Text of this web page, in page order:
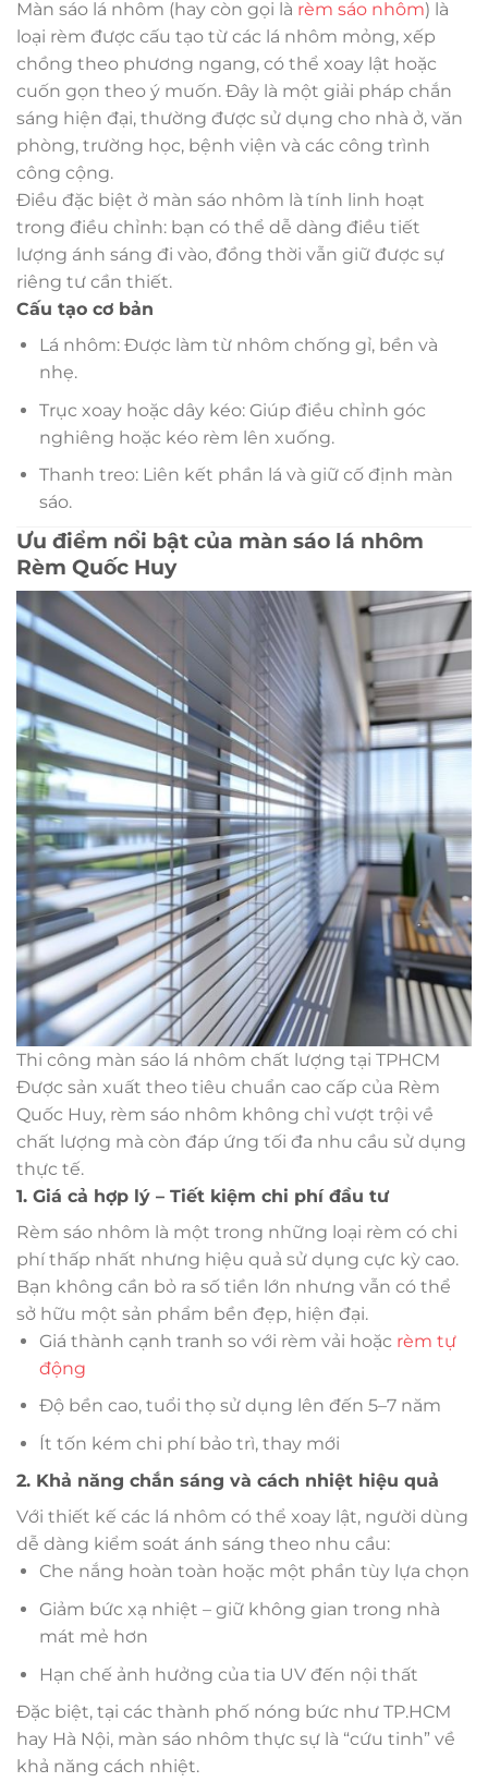
Màn sáo lá nhôm (hay còn gọi là rèm sáo nhôm) là
loại rèm được cấu tạo từ các lá nhôm mỏng, xếp
chồng theo phương ngang, có thể xoay lật hoặc
cuốn gọn theo ý muốn. Đây là một giải pháp chắn
sáng hiện đại, thường được sử dụng cho nhà ở, văn
phòng, trường học, bệnh viện và các công trình
công cộng.
Điều đặc biệt ở màn sáo nhôm là tính linh hoạt
trong điều chỉnh: bạn có thể dễ dàng điều tiết
lượng ánh sáng đi vào, đồng thời vẫn giữ được sự
riêng tư cần thiết.
Cấu tạo cơ bản
Lá nhôm: Được làm từ nhôm chống gỉ, bền và
nhẹ.
Trục xoay hoặc dây kéo: Giúp điều chỉnh góc
nghiêng hoặc kéo rèm lên xuống.
Thanh treo: Liên kết phần lá và giữ cố định màn
sáo.
Ưu điểm nổi bật của màn sáo lá nhôm
Rèm Quốc Huy
Thi công màn sáo lá nhôm chất lượng tại TPHCM
Được sản xuất theo tiêu chuẩn cao cấp của Rèm
Quốc Huy, rèm sáo nhôm không chỉ vượt trội về
chất lượng mà còn đáp ứng tối đa nhu cầu sử dụng
thực tế.
1. Giá cả hợp lý – Tiết kiệm chi phí đầu tư
Rèm sáo nhôm là một trong những loại rèm có chi
phí thấp nhất nhưng hiệu quả sử dụng cực kỳ cao.
Bạn không cần bỏ ra số tiền lớn nhưng vẫn có thể
sở hữu một sản phẩm bền đẹp, hiện đại.
Giá thành cạnh tranh so với rèm vải hoặc rèm tự
động
Độ bền cao, tuổi thọ sử dụng lên đến 5–7 năm
Ít tốn kém chi phí bảo trì, thay mới
2. Khả năng chắn sáng và cách nhiệt hiệu quả
Với thiết kế các lá nhôm có thể xoay lật, người dùng
dễ dàng kiểm soát ánh sáng theo nhu cầu:
Che nắng hoàn toàn hoặc một phần tùy lựa chọn
Giảm bức xạ nhiệt – giữ không gian trong nhà
mát mẻ hơn
Hạn chế ảnh hưởng của tia UV đến nội thất
Đặc biệt, tại các thành phố nóng bức như TP.HCM
hay Hà Nội, màn sáo nhôm thực sự là “cứu tinh” về
khả năng cách nhiệt.